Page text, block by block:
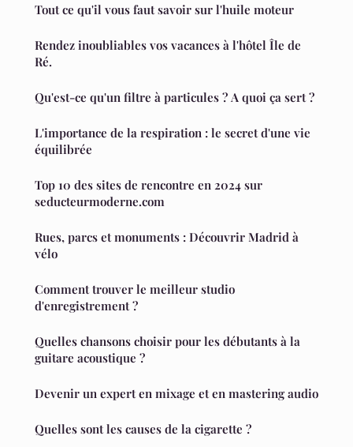
Tout ce qu'il vous faut savoir sur l'huile moteur
Rendez inoubliables vos vacances à l'hôtel Île de
Ré.
Qu'est-ce qu'un filtre à particules ? A quoi ça sert ?
L'importance de la respiration : le secret d'une vie
équilibrée
Top 10 des sites de rencontre en 2024 sur
seducteurmoderne.com
Rues, parcs et monuments : Découvrir Madrid à
vélo
Comment trouver le meilleur studio
d'enregistrement ?
Quelles chansons choisir pour les débutants à la
guitare acoustique ?
Devenir un expert en mixage et en mastering audio
Quelles sont les causes de la cigarette ?